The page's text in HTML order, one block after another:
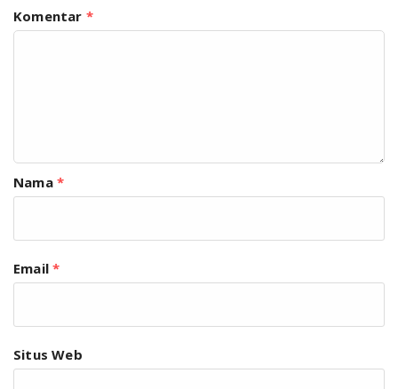
Komentar *
Nama *
Email*
Situs Web